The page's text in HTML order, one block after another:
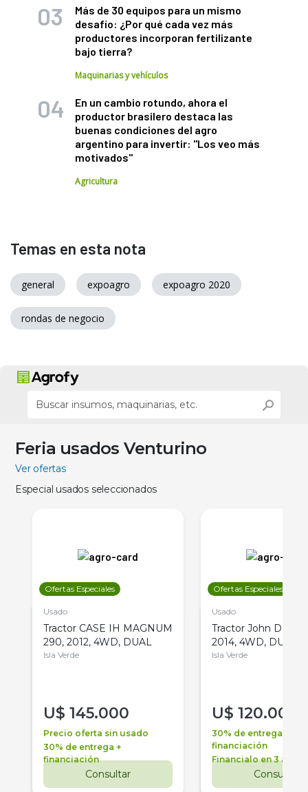
Más de 30 equipos para un mismo
desafío: ¿Por qué cada vez más
productores incorporan fertilizante
bajo tierra?
Maquinarias y vehículos
En un cambio rotundo, ahora el
productor brasilero destaca las
buenas condiciones del agro
argentino para invertir: "Los veo más
motivados"
Agricultura
Temas en esta nota
general expoagro expoagro 2020
rondas de negocio
Feria usados Venturino
Ver ofertas
Especial usados seleccionados
Ofertas Especiales
Usado
Tractor CASE IH MAGNUM
290, 2012, 4WD, DUAL
Isla Verde
U$ 145.000
Precio oferta sin usado
30% de entrega +
financiación
Consultar
Ofertas Especiales
Usado
Tractor John Deere
2014, 4WD, DUAL
Isla Verde
U$ 120.000
30% de entrega +
financiación
Financialo en 3 años
Consultar